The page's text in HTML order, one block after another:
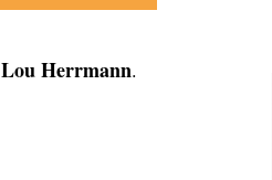
Lou Herrmann.